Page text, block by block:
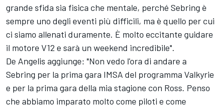
grande sfida sia fisica che mentale, perché Sebring è
sempre uno degli eventi più difficili, ma è quello per cui
ci siamo allenati duramente. È molto eccitante guidare
il motore V12 e sarà un weekend incredibile".
De Angelis aggiunge: "Non vedo l'ora di andare a
Sebring per la prima gara IMSA del programma Valkyrie
e per la prima gara della mia stagione con Ross. Penso
che abbiamo imparato molto come piloti e come